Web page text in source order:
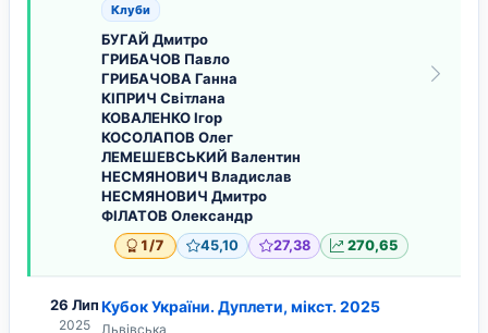
Клуби
БУГАЙ Дмитро
ГРИБАЧОВ Павло
ГРИБАЧОВА Ганна
КІПРИЧ Світлана
КОВАЛЕНКО Ігор
КОСОЛАПОВ Олег
ЛЕМЕШЕВСЬКИЙ Валентин
НЕСМЯНОВИЧ Владислав
НЕСМЯНОВИЧ Дмитро
ФІЛАТОВ Олександр
1/7 45,10 27,38 270,65
26 Лип
2025
Кубок України. Дуплети, мікст. 2025
Львівська